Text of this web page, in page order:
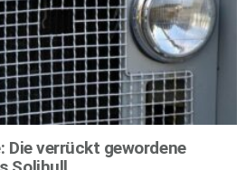
Die verrückt gewordene